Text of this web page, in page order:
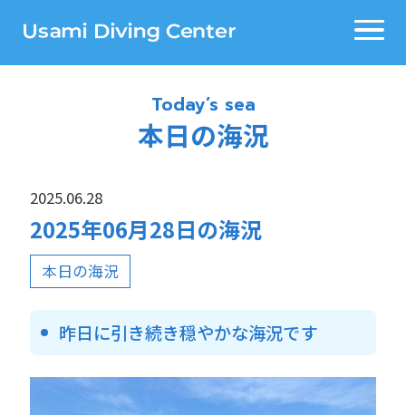
Today’s sea
本日の海況
2025.06.28
2025年06月28日の海況
本日の海況
昨日に引き続き穏やかな海況です